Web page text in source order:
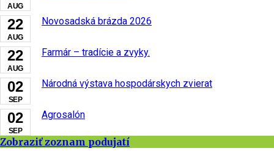
AUG
22
AUG
Novosadská brázda 2026
22
AUG
Farmár – tradície a zvyky.
02
SEP
Národná výstava hospodárskych zvierat
02
SEP
Agrosalón
Zobraziť zoznam podujatí